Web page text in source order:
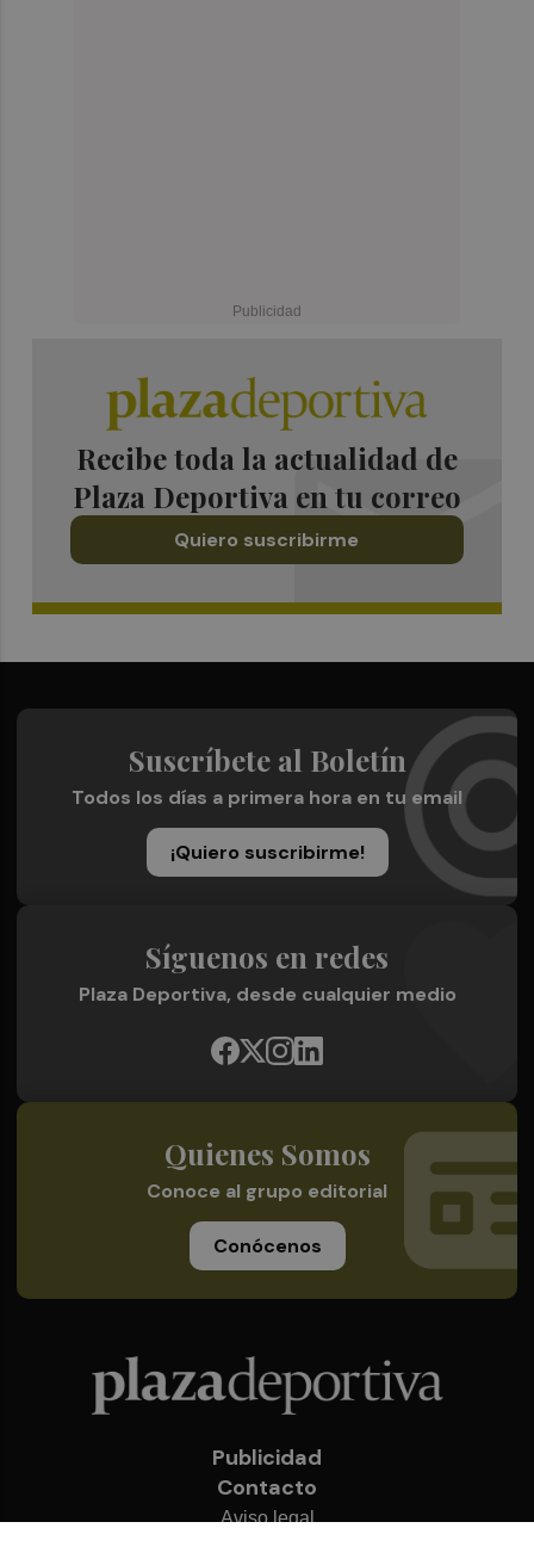
Recibe toda la actualidad de
Plaza Deportiva en tu correo
Quiero suscribirme
Suscríbete al Boletín
Todos los días a primera hora en tu email
¡Quiero suscribirme!
Síguenos en redes
Plaza Deportiva, desde cualquier medio
Quienes Somos
Conoce al grupo editorial
Conócenos
Publicidad
Contacto
Aviso legal